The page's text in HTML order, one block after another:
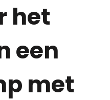
het
een
met